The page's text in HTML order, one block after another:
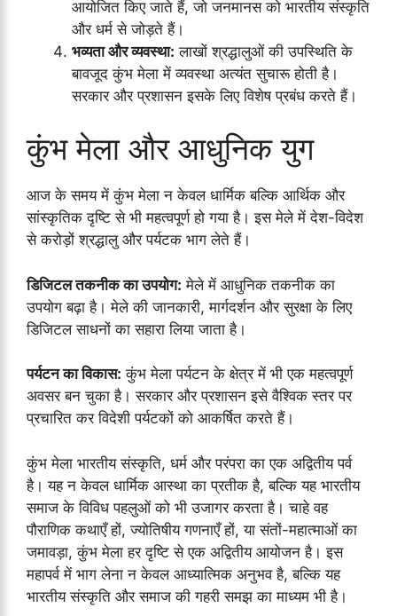
आयोजित किए जाते हैं, जो जनमानस को भारतीय संस्कृति
और धर्म से जोड़ते हैं।
भव्यता और व्यवस्था: लाखों श्रद्धालुओं की उपस्थिति के
बावजूद कुंभ मेला में व्यवस्था अत्यंत सुचारू होती है।
सरकार और प्रशासन इसके लिए विशेष प्रबंध करते हैं।
कुंभ मेला और आधुनिक युग
आज के समय में कुंभ मेला न केवल धार्मिक बल्कि आर्थिक और
सांस्कृतिक दृष्टि से भी महत्वपूर्ण हो गया है। इस मेले में देश-विदेश
से करोड़ों श्रद्धालु और पर्यटक भाग लेते हैं।
डिजिटल तकनीक का उपयोग: मेले में आधुनिक तकनीक का
उपयोग बढ़ा है। मेले की जानकारी, मार्गदर्शन और सुरक्षा के लिए
डिजिटल साधनों का सहारा लिया जाता है।
पर्यटन का विकास: कुंभ मेला पर्यटन के क्षेत्र में भी एक महत्वपूर्ण
अवसर बन चुका है। सरकार और प्रशासन इसे वैश्विक स्तर पर
प्रचारित कर विदेशी पर्यटकों को आकर्षित करते हैं।
कुंभ मेला भारतीय संस्कृति, धर्म और परंपरा का एक अद्वितीय पर्व
है। यह न केवल धार्मिक आस्था का प्रतीक है, बल्कि यह भारतीय
समाज के विविध पहलुओं को भी उजागर करता है। चाहे वह
पौराणिक कथाएँ हों, ज्योतिषीय गणनाएँ हों, या संतों-महात्माओं का
जमावड़ा, कुंभ मेला हर दृष्टि से एक अद्वितीय आयोजन है। इस
महापर्व में भाग लेना न केवल आध्यात्मिक अनुभव है, बल्कि यह
भारतीय संस्कृति और समाज की गहरी समझ का माध्यम भी है।